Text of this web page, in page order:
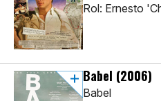
Rol: Ernesto
Babel (2006)
Babel